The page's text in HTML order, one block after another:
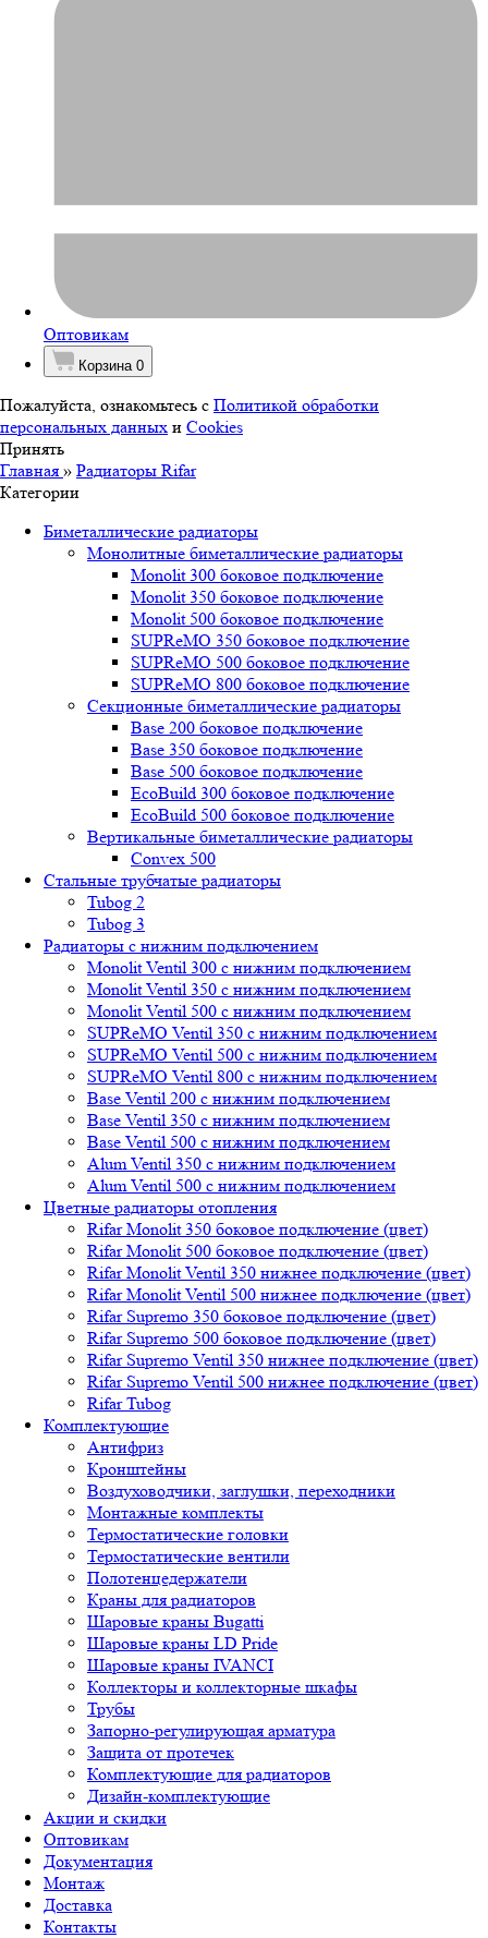
Оптовикам
Корзина 0
Пожалуйста, ознакомьтесь с Политикой обработки
персональных данных и Cookies
Принять
Главная » Радиаторы Rifar
Категории
Биметаллические радиаторы
Монолитные биметаллические радиаторы
Mоnоlit 300 боковое подключение
Mоnоlit 350 боковое подключение
Mоnоlit 500 боковое подключение
SUРRеMО 350 боковое подключение
SUРRеMО 500 боковое подключение
SUРRеMО 800 боковое подключение
Секционные биметаллические радиаторы
Base 200 боковое подключение
Base 350 боковое подключение
Base 500 боковое подключение
EcoBuild 300 боковое подключение
EcoBuild 500 боковое подключение
Вертикальные биметаллические радиаторы
Convex 500
Стальные трубчатые радиаторы
Tubog 2
Tubog 3
Радиаторы с нижним подключением
Monolit Ventil 300 с нижним подключением
Monolit Ventil 350 с нижним подключением
Monolit Ventil 500 с нижним подключением
SUPReMO Ventil 350 с нижним подключением
SUPReMO Ventil 500 с нижним подключением
SUPReMO Ventil 800 с нижним подключением
Base Ventil 200 с нижним подключением
Base Ventil 350 с нижним подключением
Base Ventil 500 с нижним подключением
Alum Ventil 350 с нижним подключением
Alum Ventil 500 с нижним подключением
Цветные радиаторы отопления
Rifar Monolit 350 боковое подключение (цвет)
Rifar Monolit 500 боковое подключение (цвет)
Rifar Monolit Ventil 350 нижнее подключение (цвет)
Rifar Monolit Ventil 500 нижнее подключение (цвет)
Rifar Supremo 350 боковое подключение (цвет)
Rifar Supremo 500 боковое подключение (цвет)
Rifar Supremo Ventil 350 нижнее подключение (цвет)
Rifar Supremo Ventil 500 нижнее подключение (цвет)
Rifar Tubog
Комплектующие
Антифриз
Кронштейны
Воздуховодчики, заглушки, переходники
Монтажные комплекты
Термостатические головки
Термостатические вентили
Полотенцедержатели
Краны для радиаторов
Шаровые краны Bugatti
Шаровые краны LD Pride
Шаровые краны IVANCI
Коллекторы и коллекторные шкафы
Трубы
Запорно-регулирующая арматура
Защита от протечек
Комплектующие для радиаторов
Дизайн-комплектующие
Акции и скидки
Оптовикам
Документация
Монтаж
Доставка
Контакты